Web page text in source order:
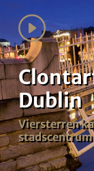
Dublin
Viersterren
stadscentrum